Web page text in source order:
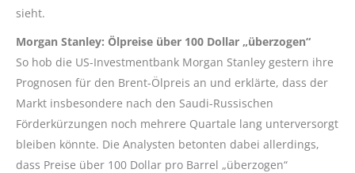
sieht.
Morgan Stanley: Ölpreise über 100 Dollar „überzogen“
So hob die US-Investmentbank Morgan Stanley gestern ihre
Prognosen für den Brent-Ölpreis an und erklärte, dass der
Markt insbesondere nach den Saudi-Russischen
Förderkürzungen noch mehrere Quartale lang unterversorgt
bleiben könnte. Die Analysten betonten dabei allerdings,
dass Preise über 100 Dollar pro Barrel „überzogen“